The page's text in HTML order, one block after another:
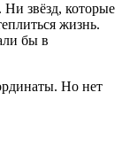
Ни звёзд, которые
жизнь.
бы в
Но нет